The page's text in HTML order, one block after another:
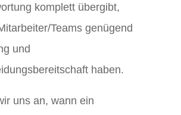
komplett übergibt,
Teams genügend
und
haben.
uns an, wann ein